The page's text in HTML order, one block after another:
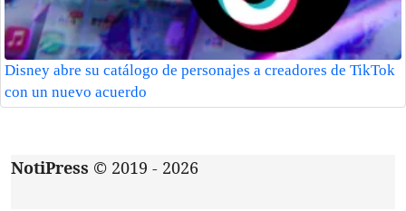
Disney abre su catálogo de personajes a creadores de TikTok
con un nuevo acuerdo
NotiPress © 2019 - 2026